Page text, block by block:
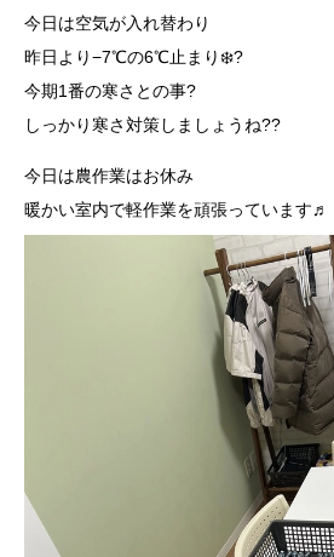
今日は空気が入れ替わり
昨日より−7℃の6℃止まり❄️?
今期1番の寒さとの事?
しっかり寒さ対策しましょうね??
今日は農作業はお休み
暖かい室内で軽作業を頑張っています♬